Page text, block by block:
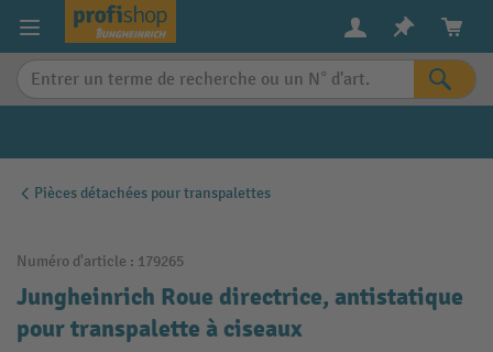
content
Pièces détachées pour transpalettes
Numéro d'article : 179265
Jungheinrich Roue directrice, antistatique
pour transpalette à ciseaux